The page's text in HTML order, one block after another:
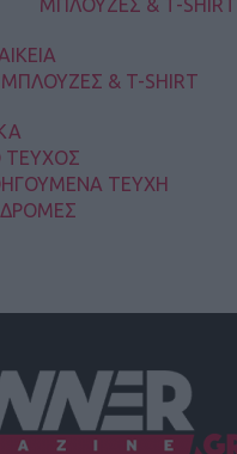
ΜΠΛΟΥΖΕΣ & T-SHIRT
ΜΠΛΟΥΖΕΣ & T-SHIRT
ΤΕΥΧΟΣ
ΤΕΥΧΗ